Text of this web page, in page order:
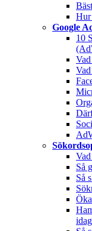
Hur
Google
10
Så
Så
idag